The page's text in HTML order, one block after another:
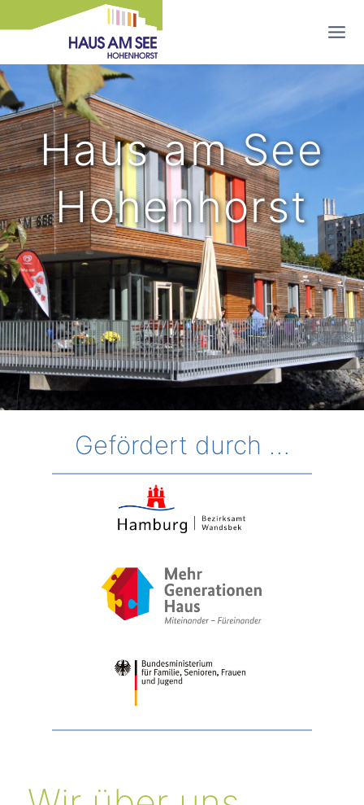
Inhalt
Haus am See
Hohenhorst
Gefördert durch …